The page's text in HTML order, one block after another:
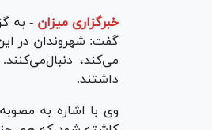
خبرگزاری میزان - به
گفت: شهروندان در
می‌کند،
داشتند.